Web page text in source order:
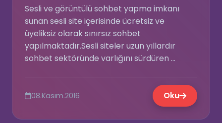
💭
Sesli ve görüntülü sohbet yapma imkanı
sunan sesli site içerisinde ücretsiz ve
üyeliksiz olarak sınırsız sohbet
yapılmaktadır.Sesli siteler uzun yıllardır
sohbet sektöründe varlığını sürdüren ...
08.Kasım.2016 Oku